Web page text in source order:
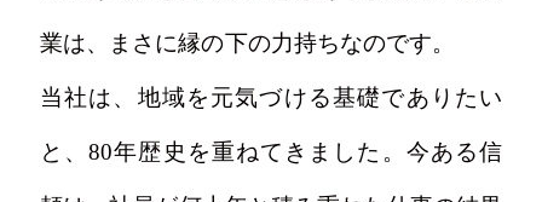
業は、まさに縁の下の力持ちなのです。
当社は、地域を元気づける基礎でありたい
と、80年歴史を重ねてきました。今ある信